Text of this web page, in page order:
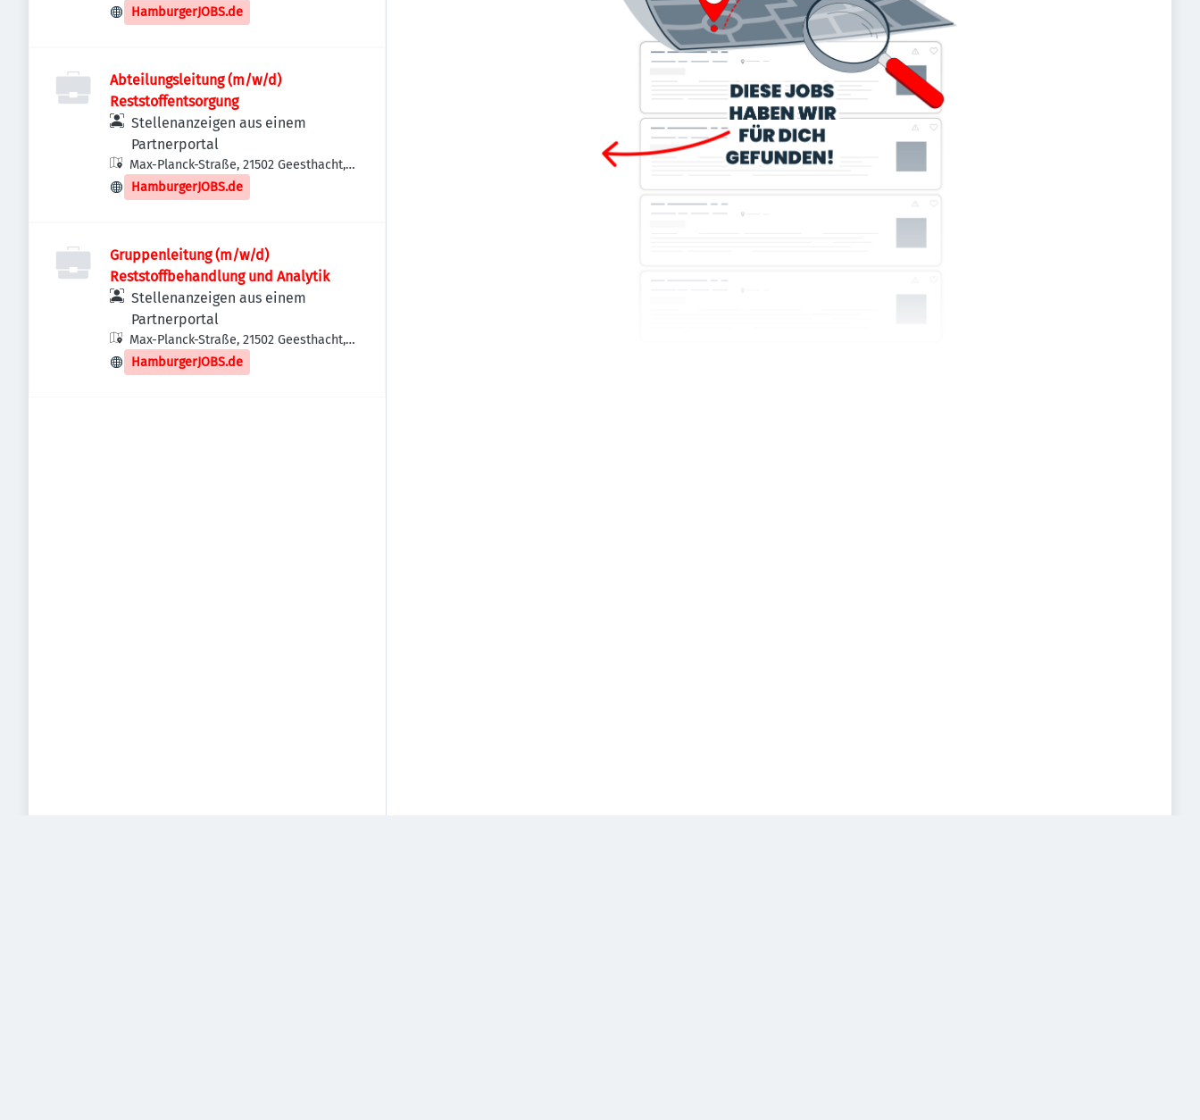
Deutschland
HamburgerJOBS.de
Abteilungsleitung (m/w/d)
Reststoffentsorgung
Stellenanzeigen aus einem
Partnerportal
Max-Planck-Straße, 21502 Geesthacht,
Deutschland
HamburgerJOBS.de
Gruppenleitung (m/w/d)
Reststoffbehandlung und Analytik
Stellenanzeigen aus einem
Partnerportal
Max-Planck-Straße, 21502 Geesthacht,
Deutschland
HamburgerJOBS.de